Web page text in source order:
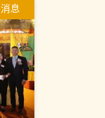
消息